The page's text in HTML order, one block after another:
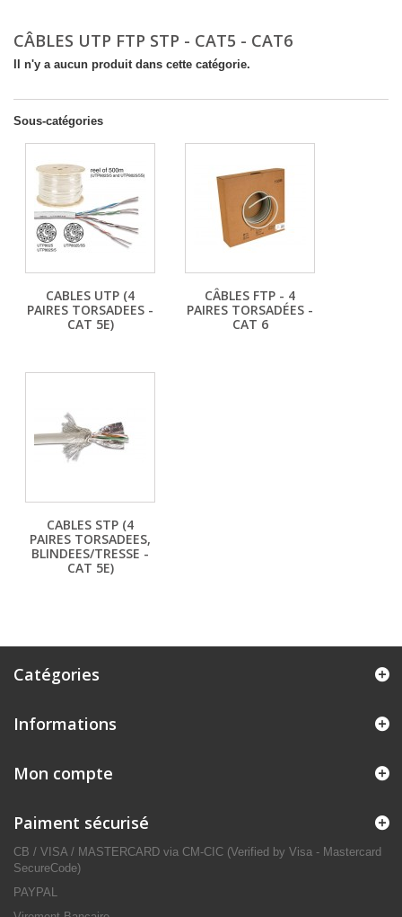
CÂBLES UTP FTP STP - CAT5 - CAT6
Il n'y a aucun produit dans cette catégorie.
Sous-catégories
CABLES UTP (4
PAIRES TORSADEES -
CAT 5E)
CÂBLES FTP - 4
PAIRES TORSADÉES -
CAT 6
CABLES STP (4
PAIRES TORSADEES,
BLINDEES/TRESSE -
CAT 5E)
Catégories
Informations
Mon compte
Paiment sécurisé
CB / VISA / MASTERCARD via CM-CIC (Verified by Visa - Mastercard
SecureCode)
PAYPAL